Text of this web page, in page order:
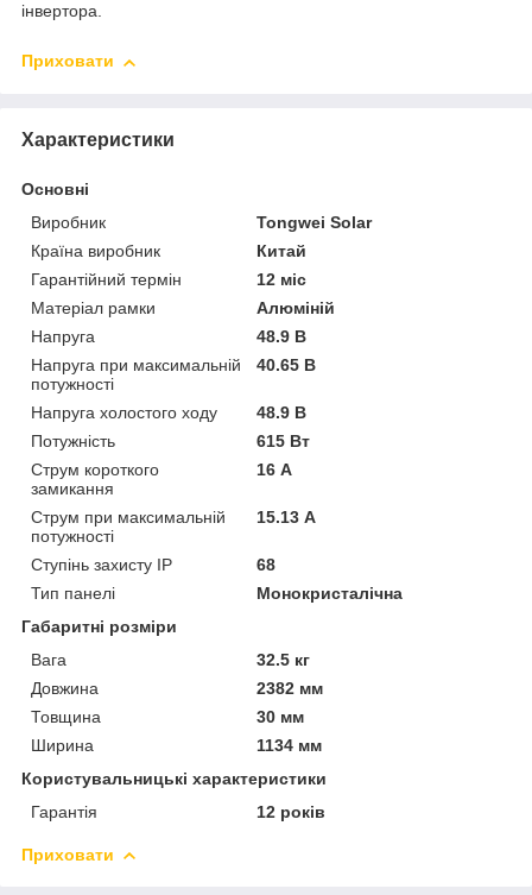
інвертора.
Приховати
Характеристики
Основні
Виробник
Tongwei Solar
Країна виробник
Китай
Гарантійний термін
12 міс
Матеріал рамки
Алюміній
Напруга
48.9 В
Напруга при максимальній
потужності
40.65 В
Напруга холостого ходу
48.9 В
Потужність
615 Вт
Струм короткого
замикання
16 А
Струм при максимальній
потужності
15.13 А
Ступінь захисту IP
68
Тип панелі
Монокристалічна
Габаритні розміри
Вага
32.5 кг
Довжина
2382 мм
Товщина
30 мм
Ширина
1134 мм
Користувальницькі характеристики
Гарантія
12 років
Приховати